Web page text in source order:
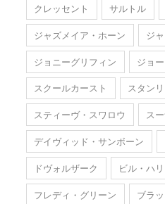
クレッセント
サルトル
ジャズメイア・ホーン
ジ
ジョニーグリフィン
ジョ
スクールカースト
スタン
スティーヴ・スワロウ
ス
デイヴィッド・サンボーン
ドヴォルザーク
ビル・ハ
フレディ・グリーン
ブラ